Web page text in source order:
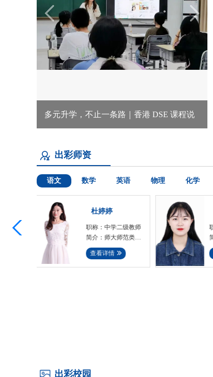
多元升学，不止一条路｜香港 DSE 课程说
出彩师资
语文 数学 英语 物理 化学
级教师
范类科
彭好韵
职称：中学二级教师
简介：毕业于湖南师
范大学汉语言文学
（师范），自毕业以
来已连....
查看详情
出彩校园